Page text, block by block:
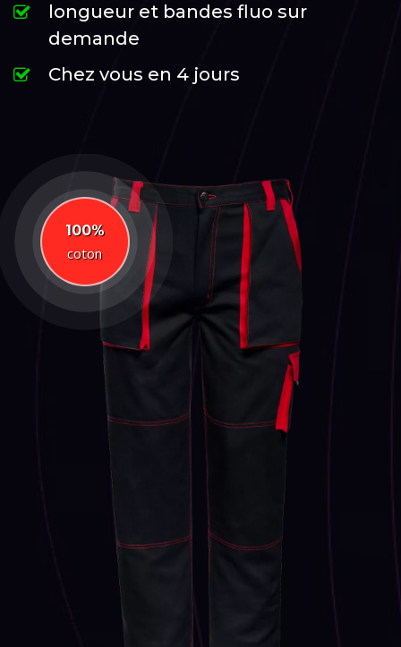
longueur et bandes fluo sur
demande
Chez vous en 4 jours
100%
coton